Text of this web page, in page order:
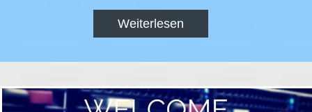
Weiterlesen